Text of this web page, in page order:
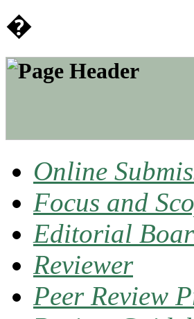
�
Online
Focus and
Editorial
Reviewer
Peer Review